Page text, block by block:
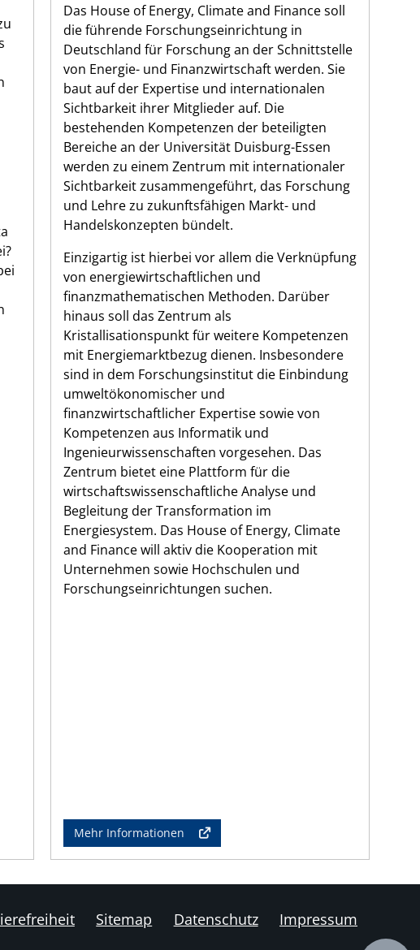
Das House of Energy, Climate and Finance soll
die führende Forschungseinrichtung in
Deutschland für Forschung an der Schnittstelle
von Energie- und Finanzwirtschaft werden. Sie
baut auf der Expertise und internationalen
Sichtbarkeit ihrer Mitglieder auf. Die
bestehenden Kompetenzen der beteiligten
Bereiche an der Universität Duisburg-Essen
werden zu einem Zentrum mit internationaler
Sichtbarkeit zusammengeführt, das Forschung
und Lehre zu zukunftsfähigen Markt- und
Handelskonzepten bündelt.
Einzigartig ist hierbei vor allem die Verknüpfung
von energiewirtschaftlichen und
finanzmathematischen Methoden. Darüber
hinaus soll das Zentrum als
Kristallisationspunkt für weitere Kompetenzen
mit Energiemarktbezug dienen. Insbesondere
sind in dem Forschungsinstitut die Einbindung
umweltökonomischer und
finanzwirtschaftlicher Expertise sowie von
Kompetenzen aus Informatik und
Ingenieurwissenschaften vorgesehen. Das
Zentrum bietet eine Plattform für die
wirtschaftswissenschaftliche Analyse und
Begleitung der Transformation im
Energiesystem. Das House of Energy, Climate
and Finance will aktiv die Kooperation mit
Unternehmen sowie Hochschulen und
Forschungseinrichtungen suchen.
Mehr Informationen
Sitemap Datenschutz Impressum